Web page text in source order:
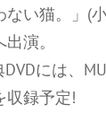
ない猫。」(
演。
には、
収録予定!